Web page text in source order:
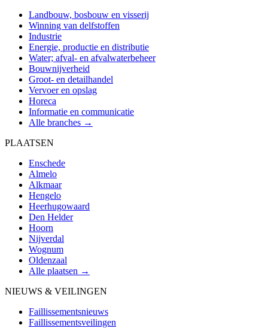
Landbouw, bosbouw en visserij
Winning van delfstoffen
Industrie
Energie, productie en distributie
Water; afval- en afvalwaterbeheer
Bouwnijverheid
Groot- en detailhandel
Vervoer en opslag
Horeca
Informatie en communicatie
Alle branches →
PLAATSEN
Enschede
Almelo
Alkmaar
Hengelo
Heerhugowaard
Den Helder
Hoorn
Nijverdal
Wognum
Oldenzaal
Alle plaatsen →
NIEUWS & VEILINGEN
Faillissementsnieuws
Faillissementsveilingen